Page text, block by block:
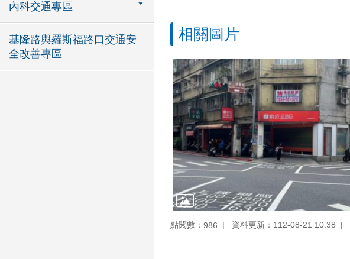
內科交通專區
基隆路與羅斯福路口交通安
全改善專區
相關圖片
點閱數： 986 資料更新：112-08-21 10:38